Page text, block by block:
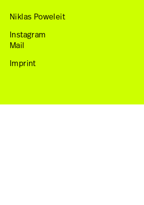
Niklas Poweleit
Niklas Poweleit
Instagram
Mail
Imprint